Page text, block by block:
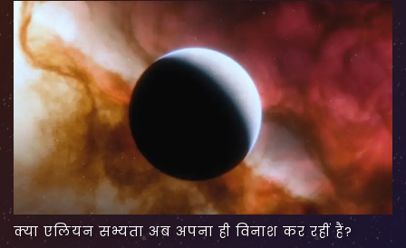
क्या एलियन सभ्यता अब अपना ही विनाश कर रहीं हैं?